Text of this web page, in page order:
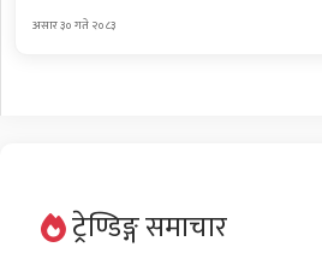
असार ३० गते २०८३
ट्रेण्डिङ्ग समाचार